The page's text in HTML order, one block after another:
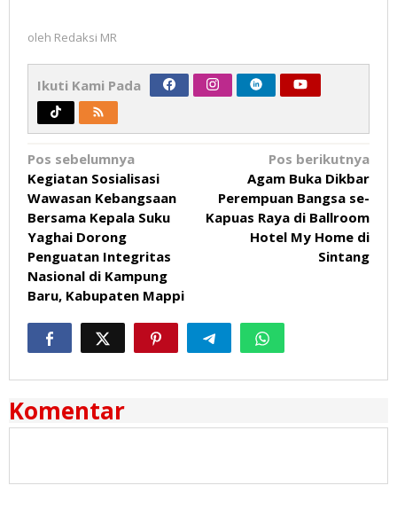
oleh Redaksi MR
Ikuti Kami Pada
Navigasi
pos
Pos sebelumnya
Kegiatan Sosialisasi
Wawasan Kebangsaan
Bersama Kepala Suku
Yaghai Dorong
Penguatan Integritas
Nasional di Kampung
Baru, Kabupaten Mappi
Pos berikutnya
Agam Buka Dikbar
Perempuan Bangsa se-
Kapuas Raya di Ballroom
Hotel My Home di
Sintang
Komentar